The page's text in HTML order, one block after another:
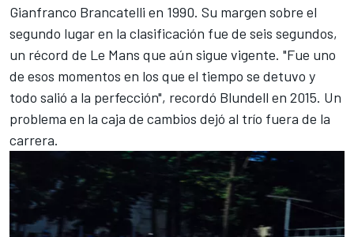
Gianfranco Brancatelli en 1990. Su margen sobre el
segundo lugar en la clasificación fue de seis segundos,
un récord de Le Mans que aún sigue vigente. "Fue uno
de esos momentos en los que el tiempo se detuvo y
todo salió a la perfección", recordó Blundell en 2015. Un
problema en la caja de cambios dejó al trío fuera de la
carrera.